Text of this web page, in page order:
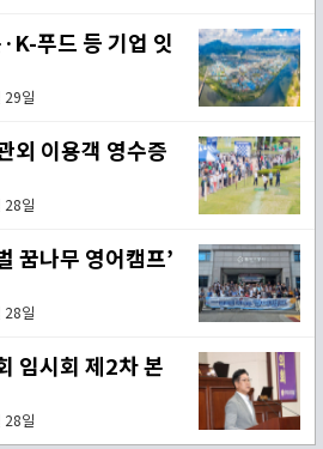
푸드 등 기업 잇
29일
외 이용객 영수증
28일
꿈나무 영어캠프’
28일
임시회 제2차 본
28일